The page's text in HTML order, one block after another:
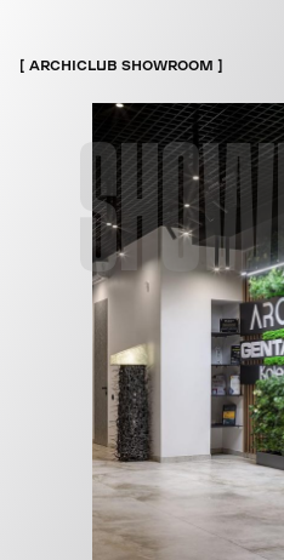
ARCHICLUB SHOWROOM